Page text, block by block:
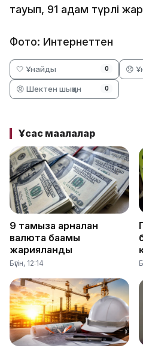
тауып, 91 адам түрлі
Фото: Интернеттен
🤍 Ұнайды 0 😞
😡 Шектен шыққан 0
Ұқсас мақалалар
9 тамызға арналған
валюта бағамы
жарияланды
Бүгін, 12:14